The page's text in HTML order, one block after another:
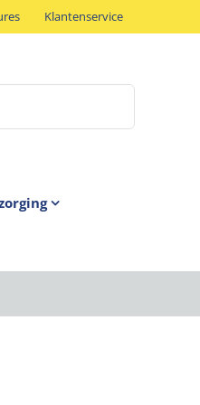
Klantenservice